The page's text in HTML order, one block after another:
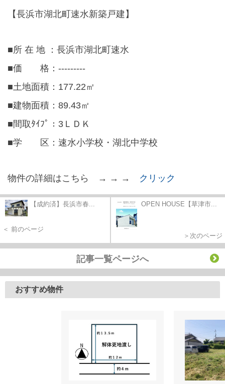
【長浜市湖北町速水新築戸建】
■所 在 地 ：長浜市湖北町速水
■価 格：---------
■土地面積：177.22㎡
■建物面積：89.43㎡
■間取ﾀｲﾌﾟ：3ＬＤＫ
■学 区：速水小学校・湖北中学校
物件の詳細はこちら → → → クリック
【成約済】長浜市春...
＜ 前のページ
OPEN HOUSE【草津市...
＞次のページ
記事一覧ページへ
おすすめ物件